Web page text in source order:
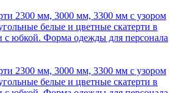
2300 мм, 3000 мм, 3300 мм с узором
белые и цветные скатерти в
с юбкой. Форма одежды для персонала
2300 мм, 3000 мм, 3300 мм с узором
белые и цветные скатерти в